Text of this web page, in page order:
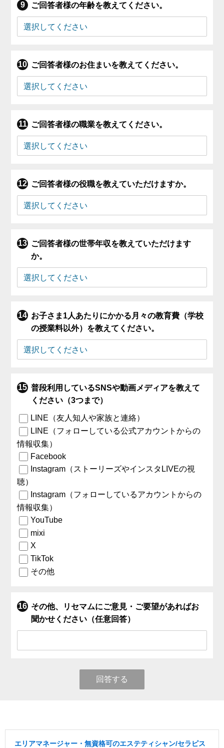
ご回答者様の年齢を教えてください。
ご回答者様のお住まいを教えてください。
ご回答者様の職業を教えてください。
ご回答者様の役職を教えていただけますか。
ご回答者様の世帯年収を教えていただけます
か。
お子さま1人あたりにかかる月々の教育費（学校
の授業料以外）を教えてください。
普段利用しているSNSや動画メディアを教えて
ください（3つまで）
LINE（友人知人や家族と連絡）
LINE（フォローしている公式アカウントからの
情報収集）
Facebook
Instagram（ストーリーズやインスタLIVEの視
聴）
Instagram（フォローしているアカウントからの
情報収集）
YouTube
mixi
X
TikTok
その他
その他、リセマムにご意見・ご要望があればお
聞かせください（任意回答）
回答する
エリアマネージャー・無資格可のエステティシャン/セラピス